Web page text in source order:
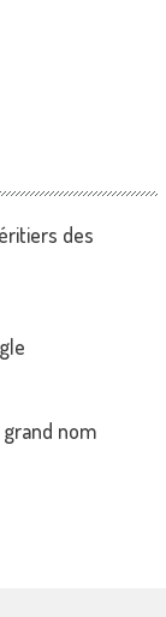
des
grand nom